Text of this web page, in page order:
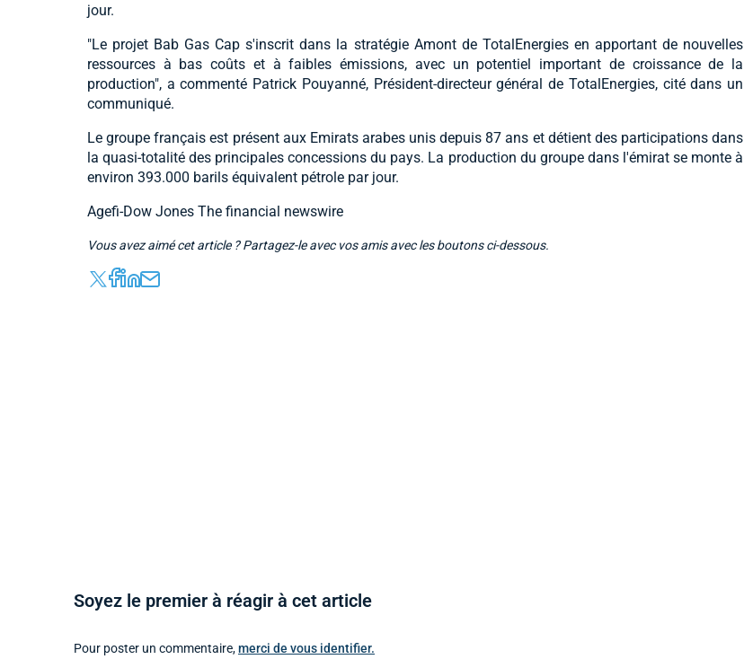
jour.
"Le projet Bab Gas Cap s'inscrit dans la stratégie Amont de TotalEnergies en apportant de nouvelles
ressources à bas coûts et à faibles émissions, avec un potentiel important de croissance de la
production", a commenté Patrick Pouyanné, Président-directeur général de TotalEnergies, cité dans un
communiqué.
Le groupe français est présent aux Emirats arabes unis depuis 87 ans et détient des participations dans
la quasi-totalité des principales concessions du pays. La production du groupe dans l'émirat se monte à
environ 393.000 barils équivalent pétrole par jour.
Agefi-Dow Jones The financial newswire
Vous avez aimé cet article ? Partagez-le avec vos amis avec les boutons ci-dessous.
Soyez le premier à réagir à cet article
Pour poster un commentaire,merci de vous identifier.